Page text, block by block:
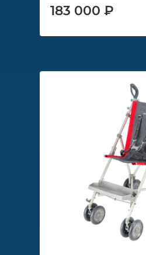
183 000 ₽